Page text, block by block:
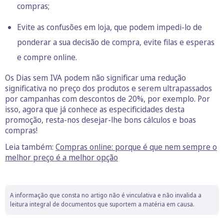
compras;
Evite as confusões em loja, que podem impedi-lo de
ponderar a sua decisão de compra, evite filas e esperas
e compre online.
Os Dias sem IVA podem não significar uma redução
significativa no preço dos produtos e serem ultrapassados
por campanhas com descontos de 20%, por exemplo. Por
isso, agora que já conhece as especificidades desta
promoção, resta-nos desejar-lhe bons cálculos e boas
compras!
Leia também: Compras online: porque é que nem sempre o
melhor preço é a melhor opção
A informação que consta no artigo não é vinculativa e não invalida a
leitura integral de documentos que suportem a matéria em causa.